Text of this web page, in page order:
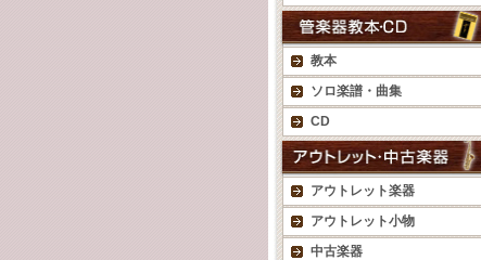
教本
ソロ楽譜・曲集
CD
アウトレット楽器
アウトレット小物
中古楽器